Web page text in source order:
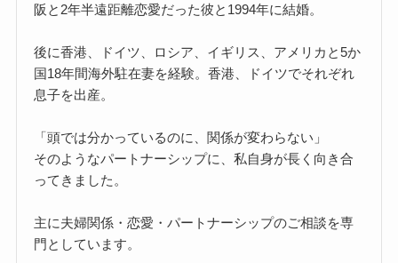
阪と2年半遠距離恋愛だった彼と1994年に結婚。
後に香港、ドイツ、ロシア、イギリス、アメリカと5か
国18年間海外駐在妻を経験。香港、ドイツでそれぞれ
息子を出産。
「頭では分かっているのに、関係が変わらない」
そのようなパートナーシップに、私自身が長く向き合
ってきました。
主に夫婦関係・恋愛・パートナーシップのご相談を専
門としています。